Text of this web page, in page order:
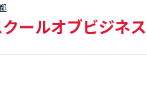
ールオブビジネス